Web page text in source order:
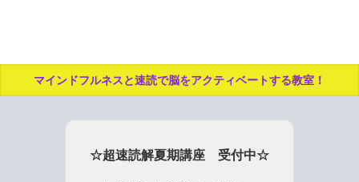
マインドフルネスと速読で脳をアクティベートする教室！
☆超速読解夏期講座 受付中☆